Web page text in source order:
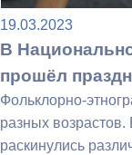
19.03.2023
В
прошёл
Фольклорно-
разных
раскинулись